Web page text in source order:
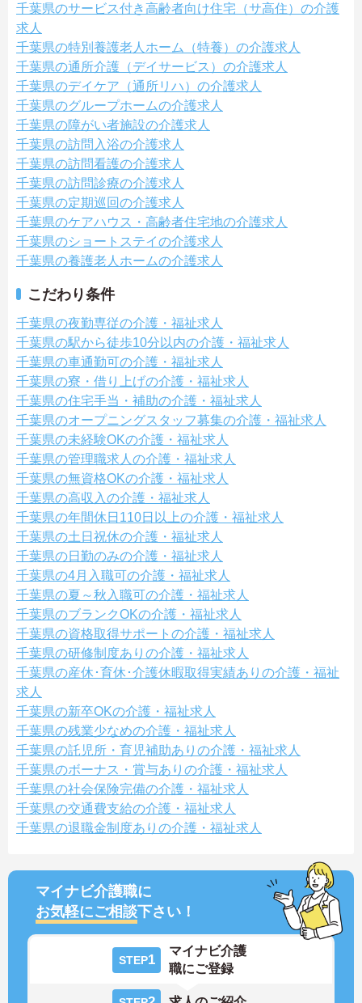
千葉県のサービス付き高齢者向け住宅（サ高住）の介護
求人
千葉県の特別養護老人ホーム（特養）の介護求人
千葉県の通所介護（デイサービス）の介護求人
千葉県のデイケア（通所リハ）の介護求人
千葉県のグループホームの介護求人
千葉県の障がい者施設の介護求人
千葉県の訪問入浴の介護求人
千葉県の訪問看護の介護求人
千葉県の訪問診療の介護求人
千葉県の定期巡回の介護求人
千葉県のケアハウス・高齢者住宅地の介護求人
千葉県のショートステイの介護求人
千葉県の養護老人ホームの介護求人
こだわり条件
千葉県の夜勤専従の介護・福祉求人
千葉県の駅から徒歩10分以内の介護・福祉求人
千葉県の車通勤可の介護・福祉求人
千葉県の寮・借り上げの介護・福祉求人
千葉県の住宅手当・補助の介護・福祉求人
千葉県のオープニングスタッフ募集の介護・福祉求人
千葉県の未経験OKの介護・福祉求人
千葉県の管理職求人の介護・福祉求人
千葉県の無資格OKの介護・福祉求人
千葉県の高収入の介護・福祉求人
千葉県の年間休日110日以上の介護・福祉求人
千葉県の土日祝休の介護・福祉求人
千葉県の日勤のみの介護・福祉求人
千葉県の4月入職可の介護・福祉求人
千葉県の夏～秋入職可の介護・福祉求人
千葉県のブランクOKの介護・福祉求人
千葉県の資格取得サポートの介護・福祉求人
千葉県の研修制度ありの介護・福祉求人
千葉県の産休･育休･介護休暇取得実績ありの介護・福祉
求人
千葉県の新卒OKの介護・福祉求人
千葉県の残業少なめの介護・福祉求人
千葉県の託児所・育児補助ありの介護・福祉求人
千葉県のボーナス・賞与ありの介護・福祉求人
千葉県の社会保険完備の介護・福祉求人
千葉県の交通費支給の介護・福祉求人
千葉県の退職金制度ありの介護・福祉求人
マイナビ介護職に
お気軽にご相談下さい！
STEP1
マイナビ介護
職にご登録